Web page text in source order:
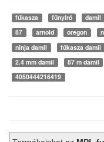
fűkasza fűnyíró damil
87
arnold oregon
ninja damil
fűkasza damil
2.4 mm damil
87 m damil
4050444216419